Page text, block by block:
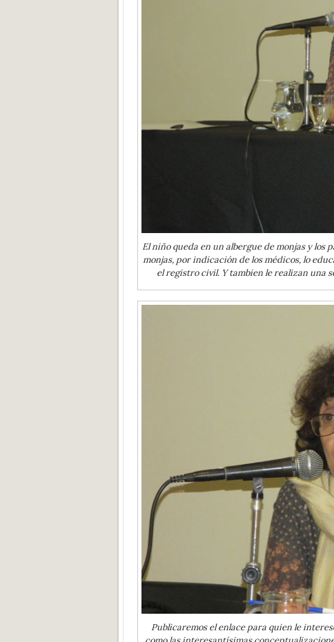
El niño queda en un albergue de monjas y los
monjas, por indicación de los médicos, lo
el registro civil. Y tambien le realizan una
Publicaremos el enlace para quien le